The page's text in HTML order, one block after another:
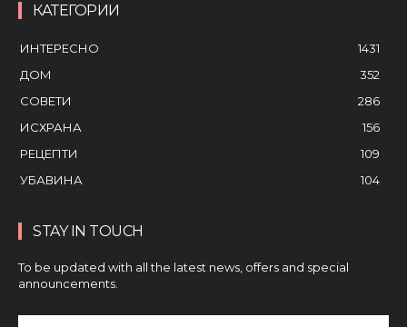
КАТЕГОРИИ
ИНТЕРЕСНО
1431
ДОМ
352
СОВЕТИ
286
ИСХРАНА
156
РЕЦЕПТИ
109
УБАВИНА
104
STAY IN TOUCH
To be updated with all the latest news, offers and special
announcements.